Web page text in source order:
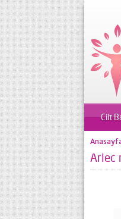
Cilt
Arlec